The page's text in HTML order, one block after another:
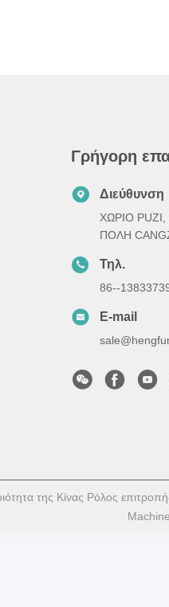
Γρήγορη
Διεύθυνση
ΧΩΡΙΟ
ΠΟΛΗ
Τηλ.
86--
E-mail
της Κίνας Ρόλος